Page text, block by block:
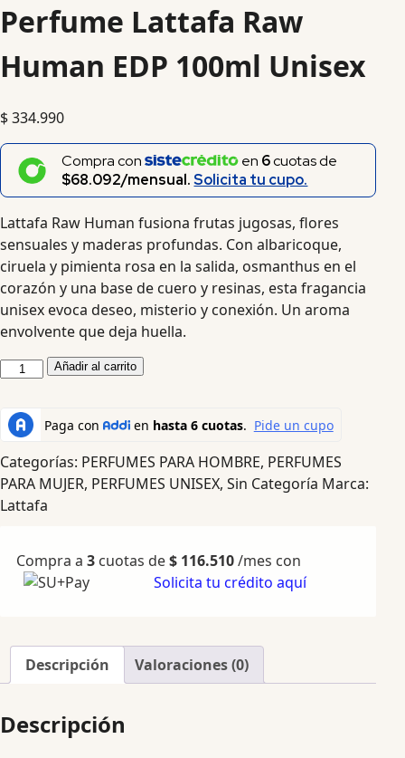
Perfume Lattafa Raw
Human EDP 100ml Unisex
$334.990
Compra con en 6cuotas de
$68.092/mensual.Solicita tu cupo.
Lattafa Raw Human fusiona frutas jugosas, flores
sensuales y maderas profundas. Con albaricoque,
ciruela y pimienta rosa en la salida, osmanthus en el
corazón y una base de cuero y resinas, esta fragancia
unisex evoca deseo, misterio y conexión. Un aroma
envolvente que deja huella.
Añadir al carrito
Categorías: PERFUMES PARA HOMBRE, PERFUMES
PARA MUJER, PERFUMES UNISEX, Sin Categoría Marca:
Lattafa
Compra a 3 cuotas de$ 116.510/mes con
Solicita tu crédito aquí
Descripción Valoraciones (0)
Descripción